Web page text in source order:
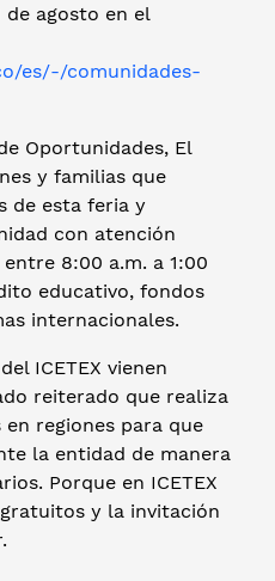
de agosto en el
es/-/comunidades-
Oportunidades, El
y familias que
de esta feria y
con atención
8:00 a.m. a 1:00
educativo, fondos
internacionales.
ICETEX vienen
reiterado que realiza
regiones para que
la entidad de manera
Porque en ICETEX
y la invitación